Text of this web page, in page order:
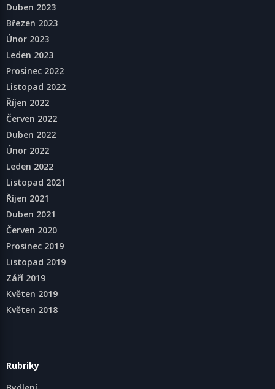
Duben 2023
Březen 2023
Únor 2023
Leden 2023
Prosinec 2022
Listopad 2022
Říjen 2022
Červen 2022
Duben 2022
Únor 2022
Leden 2022
Listopad 2021
Říjen 2021
Duben 2021
Červen 2020
Prosinec 2019
Listopad 2019
Září 2019
Květen 2019
Květen 2018
Rubriky